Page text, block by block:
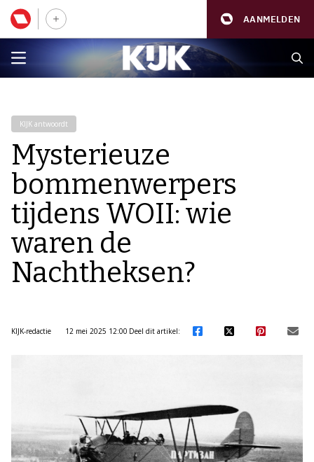
AANMELDEN
KIJK antwoordt
Mysterieuze
bommenwerpers
tijdens WOII: wie
waren de
Nachtheksen?
KIJK-redactie 12 mei 2025 12:00 Deel dit artikel: